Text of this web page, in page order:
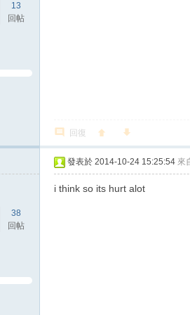
13
回帖
回復
38
回帖
發表於 2014-10-24 15:25:54 來
i think so its hurt alot